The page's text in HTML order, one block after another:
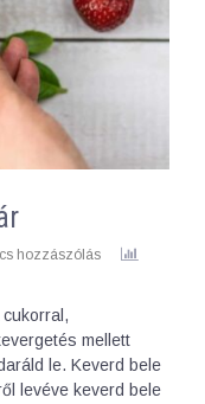
hozzászólás
mellett
le. Keverd bele
levéve keverd bele